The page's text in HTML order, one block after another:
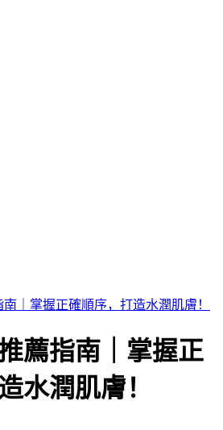
｜掌握正確順序，打造水潤肌膚！
薦指南｜掌握正
水潤肌膚！